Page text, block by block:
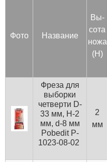
Фото Название
Вы­
сота
но­жа
(H)
Фреза для
выборки
четверти D-
33 мм, H-2
мм, d-8 мм
Pobedit P-
1023-08-02
2
мм